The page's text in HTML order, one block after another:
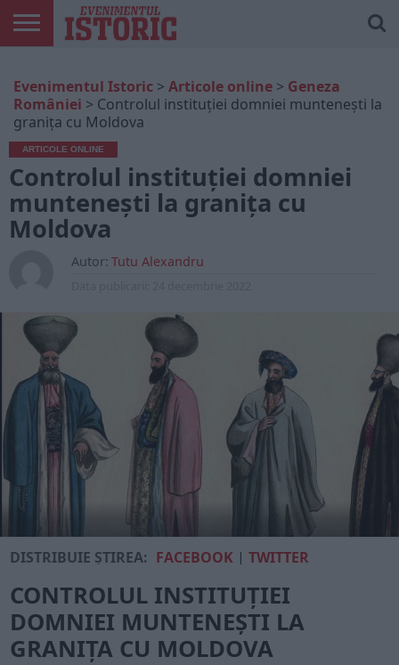
ONLINE
EDIȚII
TIPĂRITE
ISTORIC
PLAY
CONTUL
MEU
Evenimentul Istoric > Articole online > Geneza
României > Controlul instituției domniei muntenești la
granița cu Moldova
ARTICOLE ONLINE
Controlul instituției domniei
muntenești la granița cu
Moldova
Autor: Tutu Alexandru
DISTRIBUIE ȘTIREA: FACEBOOK |TWITTER
CONTROLUL INSTITUȚIEI
DOMNIEI MUNTENEȘTI LA
GRANIȚA CU MOLDOVA